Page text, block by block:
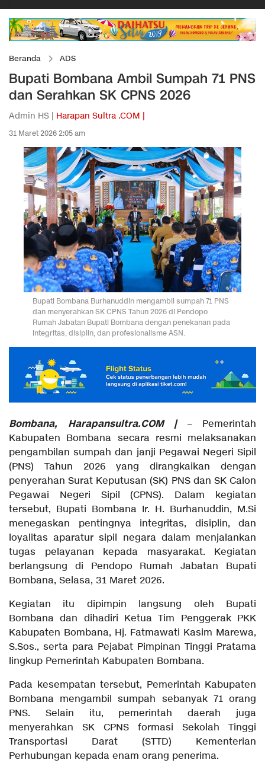
Beranda ADS
Bupati Bombana Ambil Sumpah 71 PNS
dan Serahkan SK CPNS 2026
Admin HS | Harapan Sultra .COM |
31 Maret 2026 2:05 am
Bupati Bombana Burhanuddin mengambil sumpah 71 PNS
dan menyerahkan SK CPNS Tahun 2026 di Pendopo
Rumah Jabatan Bupati Bombana dengan penekanan pada
integritas, disiplin, dan profesionalisme ASN.
Bombana, Harapansultra.COM | – Pemerintah
Kabupaten Bombana secara resmi melaksanakan
pengambilan sumpah dan janji Pegawai Negeri Sipil
(PNS) Tahun 2026 yang dirangkaikan dengan
penyerahan Surat Keputusan (SK) PNS dan SK Calon
Pegawai Negeri Sipil (CPNS). Dalam kegiatan
tersebut, Bupati Bombana Ir. H. Burhanuddin, M.Si
menegaskan pentingnya integritas, disiplin, dan
loyalitas aparatur sipil negara dalam menjalankan
tugas pelayanan kepada masyarakat. Kegiatan
berlangsung di Pendopo Rumah Jabatan Bupati
Bombana, Selasa, 31 Maret 2026.
Kegiatan itu dipimpin langsung oleh Bupati
Bombana dan dihadiri Ketua Tim Penggerak PKK
Kabupaten Bombana, Hj. Fatmawati Kasim Marewa,
S.Sos., serta para Pejabat Pimpinan Tinggi Pratama
lingkup Pemerintah Kabupaten Bombana.
Pada kesempatan tersebut, Pemerintah Kabupaten
Bombana mengambil sumpah sebanyak 71 orang
PNS. Selain itu, pemerintah daerah juga
menyerahkan SK CPNS formasi Sekolah Tinggi
Transportasi Darat (STTD) Kementerian
Perhubungan kepada enam orang penerima.